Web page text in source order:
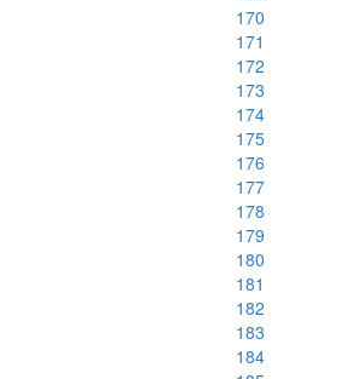
170
171
172
173
174
175
176
177
178
179
180
181
182
183
184